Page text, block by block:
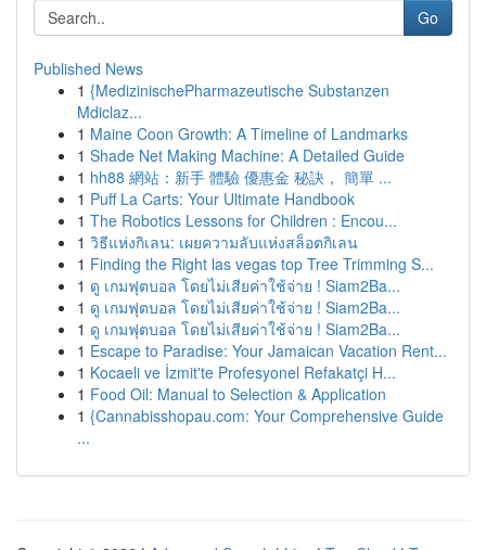
Go
Published News
1 {MedizinischePharmazeutische Substanzen
Mdiclaz...
1 Maine Coon Growth: A Timeline of Landmarks
1 Shade Net Making Machine: A Detailed Guide
1 hh88 網站：新手 體驗 優惠金 秘訣， 簡單 ...
1 Puff La Carts: Your Ultimate Handbook
1 The Robotics Lessons for Children : Encou...
1 วิธีแห่งกิเลน: เผยความลับแห่งสล็อตกิเลน
1 Finding the Right las vegas top Tree Trimming S...
1 ดู เกมฟุตบอล โดยไม่เสียค่าใช้จ่าย ! Siam2Ba...
1 ดู เกมฟุตบอล โดยไม่เสียค่าใช้จ่าย ! Siam2Ba...
1 ดู เกมฟุตบอล โดยไม่เสียค่าใช้จ่าย ! Siam2Ba...
1 Escape to Paradise: Your Jamaican Vacation Rent...
1 Kocaeli ve İzmit'te Profesyonel Refakatçi H...
1 Food Oil: Manual to Selection & Application
1 {Cannabisshopau.com: Your Comprehensive Guide
...